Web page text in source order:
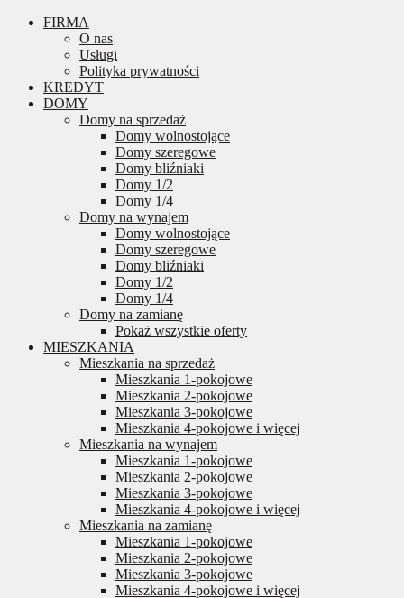
FIRMA
O nas
Usługi
Polityka prywatności
KREDYT
DOMY
Domy na sprzedaż
Domy wolnostojące
Domy szeregowe
Domy bliźniaki
Domy 1/2
Domy 1/4
Domy na wynajem
Domy wolnostojące
Domy szeregowe
Domy bliźniaki
Domy 1/2
Domy 1/4
Domy na zamianę
Pokaż wszystkie oferty
MIESZKANIA
Mieszkania na sprzedaż
Mieszkania 1-pokojowe
Mieszkania 2-pokojowe
Mieszkania 3-pokojowe
Mieszkania 4-pokojowe i więcej
Mieszkania na wynajem
Mieszkania 1-pokojowe
Mieszkania 2-pokojowe
Mieszkania 3-pokojowe
Mieszkania 4-pokojowe i więcej
Mieszkania na zamianę
Mieszkania 1-pokojowe
Mieszkania 2-pokojowe
Mieszkania 3-pokojowe
Mieszkania 4-pokojowe i więcej